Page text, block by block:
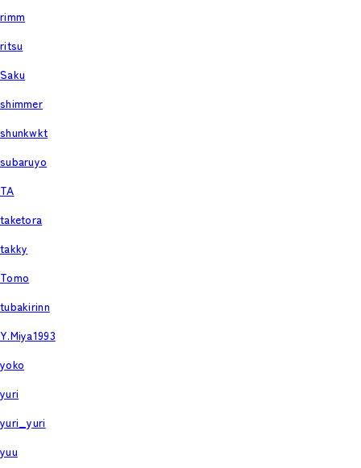
rimm
ritsu
Saku
shimmer
shunkwkt
subaruyo
TA
taketora
takky
Tomo
tubakirinn
Y.Miya1993
yoko
yuri
yuri_yuri
yuu